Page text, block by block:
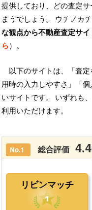
提供しており、どの査定
まうでしょう。 ウチノカチ
な観点から不動産査定サ
ら）。
以下のサイトは、「査
用時の入力しやすさ」「
いサイトです。 いずれも
利用いただけます。